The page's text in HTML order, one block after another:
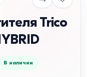
Trico
В наличии